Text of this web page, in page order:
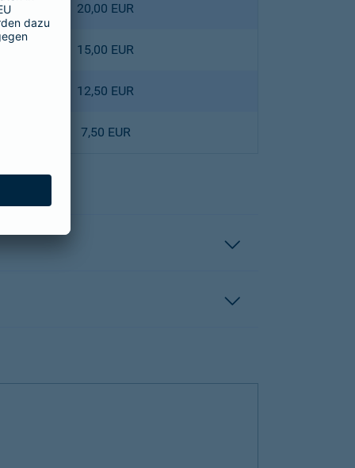
20,00 EUR
15,00 EUR
12,50 EUR
7,50 EUR